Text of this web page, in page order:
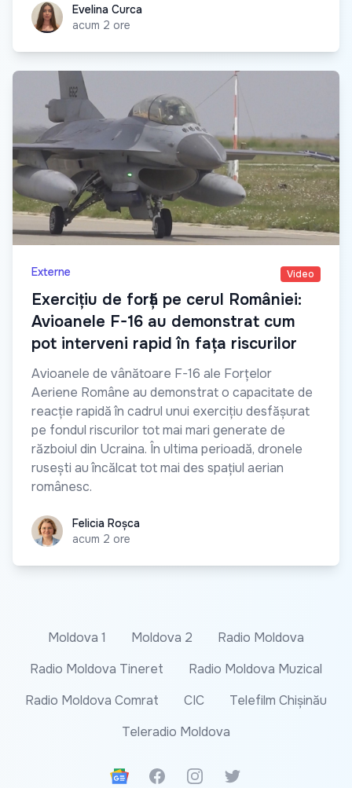
Evelina CurcaEvelina Curca
acum 2 ore
Externe Video
Exercițiu de forță pe cerul României:
Avioanele F-16 au demonstrat cum
pot interveni rapid în fața riscurilor
Avioanele de vânătoare F-16 ale Forțelor
Aeriene Române au demonstrat o capacitate de
reacție rapidă în cadrul unui exercițiu desfășurat
pe fondul riscurilor tot mai mari generate de
războiul din Ucraina. În ultima perioadă, dronele
rusești au încălcat tot mai des spațiul aerian
românesc.
Felicia RoșcaFelicia Roșca
acum 2 ore
Moldova 1 Moldova 2
Radio Moldova
Radio Moldova Tineret
Radio Moldova Muzical
Radio Moldova Comrat
CIC
Telefilm Chișinău
Teleradio Moldova
Google News
FacebookInstagramTwitter